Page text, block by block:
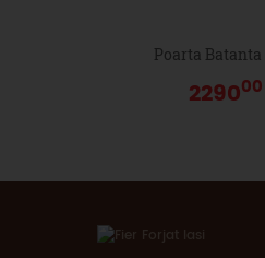
Poarta
229000